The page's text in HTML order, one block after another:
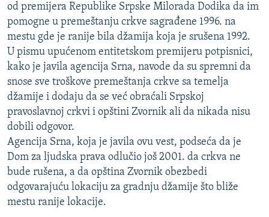
INFOGRAFIKE
KINA NA BALKANU
RSE PRIČE IZ SVIJETA
ISPRIČAJ MI
DNEVNO@RSE
SPECIJALI RSE
VIŠE OD NASLOVA
GENOCID U SREBRENICI
POPLAVE I KLIZIŠTA U BIH 2024.
TV LIBERTY
POST SCRIPTUM
PRATITE NAS
Sve RFE/RL stranice
od premijera Republike Srpske Milorada Dodika da im
pomogne u premeštanju crkve sagrađene 1996. na
mestu gde je ranije bila džamija koja je srušena 1992.
U pismu upućenom entitetskom premijeru potpisnici,
kako je javila agencija Srna, navode da su spremni da
snose sve troškove premeštanja crkve sa temelja
džamije i dodaju da se već obraćali Srpskoj
pravoslavnoj crkvi i opštini Zvornik ali da nikada nisu
dobili odgovor.
Agencija Srna, koja je javila ovu vest, podseća da je
Dom za ljudska prava odlučio još 2001. da crkva ne
bude rušena, a da opština Zvornik obezbedi
odgovarajuću lokaciju za gradnju džamije što bliže
mestu ranije lokacije.